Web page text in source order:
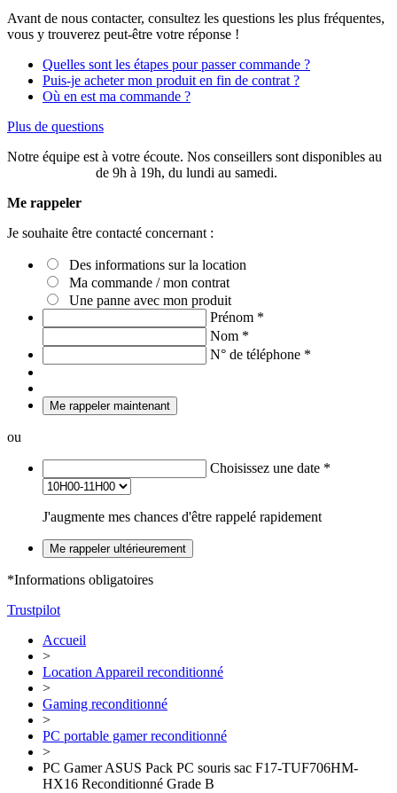
Avant de nous contacter, consultez les questions les plus fréquentes,
vous y trouverez peut-être votre réponse !
Quelles sont les étapes pour passer commande ?
Puis-je acheter mon produit en fin de contrat ?
Où en est ma commande ?
Plus de questions
Notre équipe est à votre écoute. Nos conseillers sont disponibles au
de 9h à 19h, du lundi au samedi.
Me rappeler
Je souhaite être contacté concernant :
Des informations sur la location
Ma commande / mon contrat
Une panne avec mon produit
Prénom *
Nom *
N° de téléphone *
Me rappeler maintenant
ou
Choisissez une date *
J'augmente mes chances d'être rappelé rapidement
Me rappeler ultérieurement
*Informations obligatoires
Trustpilot
Accueil
>
Location Appareil reconditionné
>
Gaming reconditionné
>
PC portable gamer reconditionné
>
PC Gamer ASUS Pack PC souris sac F17-TUF706HM-
HX16 Reconditionné Grade B